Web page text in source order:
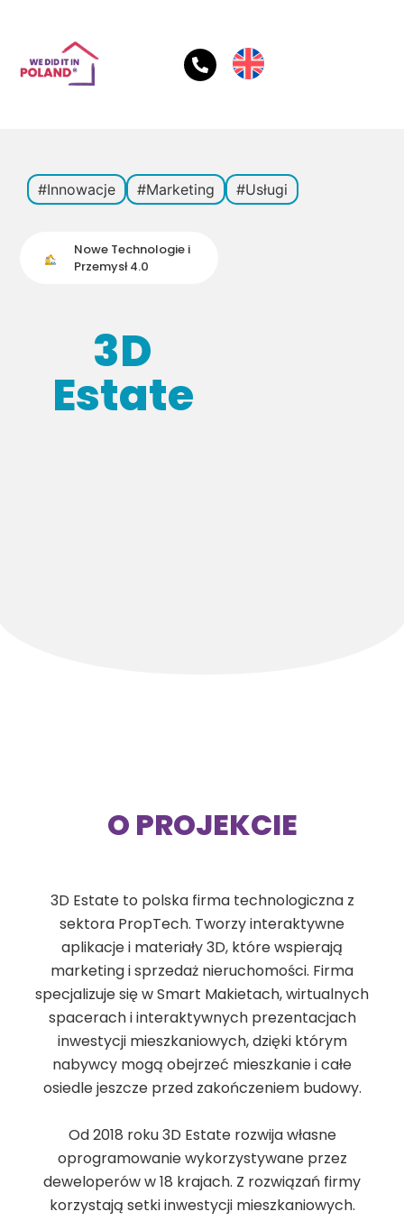
#Innowacje #Marketing #Usługi
Nowe Technologie i
Przemysł 4.0
3D
Estate
O PROJEKCIE
3D Estate to polska firma technologiczna z
sektora PropTech. Tworzy interaktywne
aplikacje i materiały 3D, które wspierają
marketing i sprzedaż nieruchomości. Firma
specjalizuje się w Smart Makietach, wirtualnych
spacerach i interaktywnych prezentacjach
inwestycji mieszkaniowych, dzięki którym
nabywcy mogą obejrzeć mieszkanie i całe
osiedle jeszcze przed zakończeniem budowy.
Od 2018 roku 3D Estate rozwija własne
oprogramowanie wykorzystywane przez
deweloperów w 18 krajach. Z rozwiązań firmy
korzystają setki inwestycji mieszkaniowych.